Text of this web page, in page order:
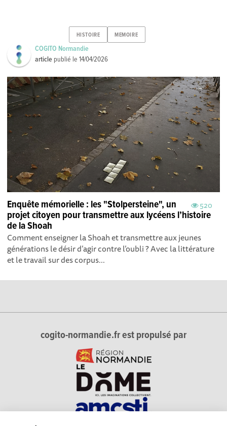
HISTOIRE MEMOIRE
COGITO Normandie
article publié le14/04/2026
520
Enquête mémorielle : les "Stolpersteine", un
projet citoyen pour transmettre aux lycéens l’histoire
de la Shoah
Comment enseigner la Shoah et transmettre aux jeunes
générations le désir d’agir contre l’oubli ? Avec la littérature
et le travail sur des corpus...
cogito-normandie.fr est propulsé par